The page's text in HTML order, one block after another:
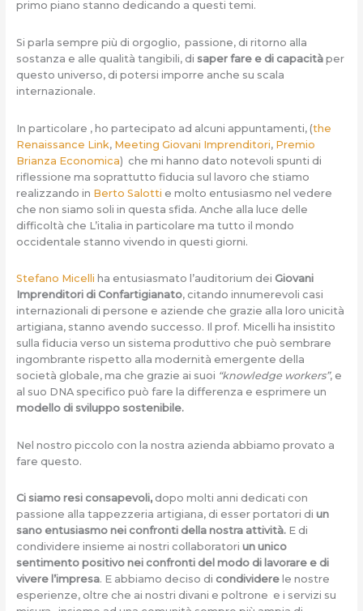
primo piano stanno dedicando a questi temi.
Si parla sempre più di orgoglio, passione, di ritorno alla
sostanza e alle qualità tangibili, di saper fare e di capacità per
questo universo, di potersi imporre anche su scala
internazionale.
In particolare , ho partecipato ad alcuni appuntamenti, (the
Renaissance Link, Meeting Giovani Imprenditori, Premio
Brianza Economica) che mi hanno dato notevoli spunti di
riflessione ma soprattutto fiducia sul lavoro che stiamo
realizzando in Berto Salotti e molto entusiasmo nel vedere
che non siamo soli in questa sfida. Anche alla luce delle
difficoltà che L’italia in particolare ma tutto il mondo
occidentale stanno vivendo in questi giorni.
Stefano Micelli ha entusiasmato l’auditorium dei Giovani
Imprenditori di Confartigianato, citando innumerevoli casi
internazionali di persone e aziende che grazie alla loro unicità
artigiana, stanno avendo successo. Il prof. Micelli ha insistito
sulla fiducia verso un sistema produttivo che può sembrare
ingombrante rispetto alla modernità emergente della
società globale, ma che grazie ai suoi “knowledge workers”, e
al suo DNA specifico può fare la differenza e esprimere un
modello di sviluppo sostenibile.
Nel nostro piccolo con la nostra azienda abbiamo provato a
fare questo.
Ci siamo resi consapevoli,dopo molti anni dedicati con
passione alla tappezzeria artigiana, di esser portatori di un
sano entusiasmo nei confronti della nostra attività.E di
condividere insieme ai nostri collaboratori un unico
sentimento positivo nei confronti del modo di lavorare e di
vivere l’impresa. E abbiamo deciso di condividere le nostre
esperienze, oltre che ai nostri divani e poltrone e i servizi su